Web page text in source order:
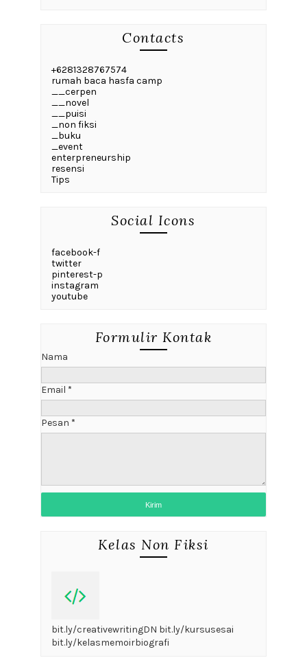
Contacts
+6281328767574
rumah baca hasfa camp
__cerpen
__novel
__puisi
_non fiksi
_buku
_event
enterpreneurship
resensi
Tips
Social Icons
facebook-f
twitter
pinterest-p
instagram
youtube
Formulir Kontak
Nama
Email *
Pesan *
Kelas Non Fiksi
bit.ly/creativewritingDN bit.ly/kursusesai
bit.ly/kelasmemoirbiografi